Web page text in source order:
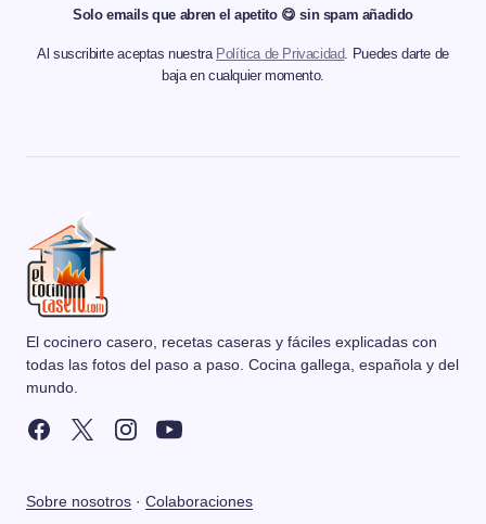
Solo emails que abren el apetito 😋 sin spam añadido
Al suscribirte aceptas nuestra Política de Privacidad. Puedes darte de
baja en cualquier momento.
El cocinero casero, recetas caseras y fáciles explicadas con
todas las fotos del paso a paso. Cocina gallega, española y del
mundo.
Sobre nosotros · Colaboraciones